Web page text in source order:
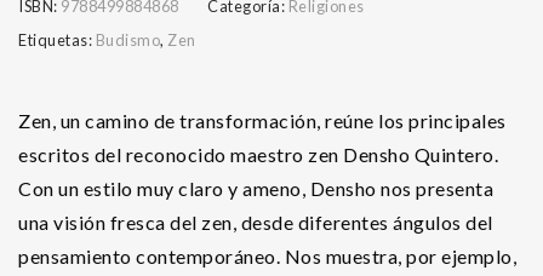
ISBN: 9788499884868 Categoría: Religiones
Etiquetas: Budismo, Zen
Zen, un camino de transformación, reúne los principales
escritos del reconocido maestro zen Densho Quintero.
Con un estilo muy claro y ameno, Densho nos presenta
una visión fresca del zen, desde diferentes ángulos del
pensamiento contemporáneo. Nos muestra, por ejemplo,